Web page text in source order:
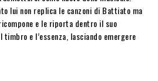
lui non replica le canzoni di Battiato ma
e le riporta dentro il suo
e l’essenza, lasciando emergere